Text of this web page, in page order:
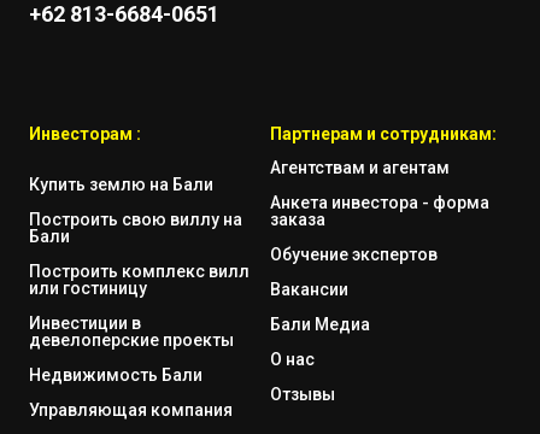
+62 813-6684-0651
Инвесторам :
Купить землю на Бали
Построить свою виллу на
Бали
Построить комплекс вилл
или гостиницу
Инвестиции в
девелоперские проекты
Недвижимость Бали
Управляющая компания
Партнерам и сотрудникам:
Агентствам и агентам
Анкета инвестора - форма
заказа
Обучение экспертов
Вакансии
Бали Медиа
О нас
Отзывы